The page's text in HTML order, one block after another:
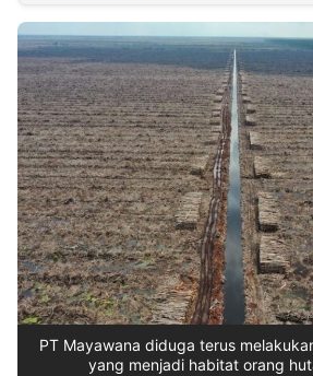
INDONESIA
Partner
Insight
NTB
Suara
Time
Lens
IDN
Daily
Jogja
Jalan
Rakyat
Idealita
News
Kita
Notice
Radar
Baru
Seedbacklink
Follow
Kabarbaru
PT Mayawana diduga terus
yang menjadi habitat orang